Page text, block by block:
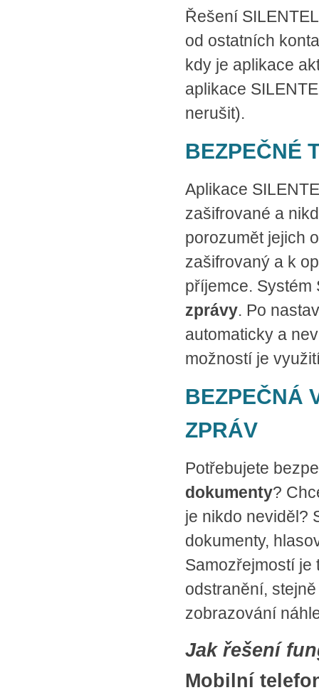
Řešení
od ostatních
kdy je aplikace
aplikace
nerušit).
BEZPEČNÉ
Aplikace
zašifrované a
porozumět jejich
zašifrovaný a k
příjemce.
zprávy. Po
automaticky a
možností je
BEZPEČNÁ
ZPRÁV
Potřebujete
dokumenty?
je nikdo neviděl?
dokumenty,
Samozřejmostí je
odstranění,
zobrazování
Jak řešení
Mobilní